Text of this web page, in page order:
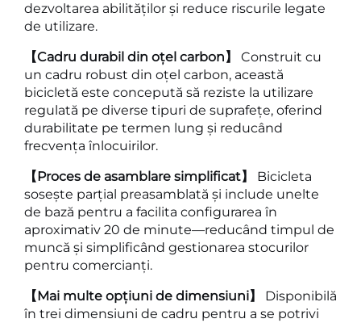
dezvoltarea abilităților și reduce riscurile legate
de utilizare.
【Cadru durabil din oțel carbon】 Construit cu
un cadru robust din oțel carbon, această
bicicletă este concepută să reziste la utilizare
regulată pe diverse tipuri de suprafețe, oferind
durabilitate pe termen lung și reducând
frecvența înlocuirilor.
【Proces de asamblare simplificat】 Bicicleta
sosește parțial preasamblată și include unelte
de bază pentru a facilita configurarea în
aproximativ 20 de minute—reducând timpul de
muncă și simplificând gestionarea stocurilor
pentru comercianți.
【Mai multe opțiuni de dimensiuni】 Disponibilă
în trei dimensiuni de cadru pentru a se potrivi